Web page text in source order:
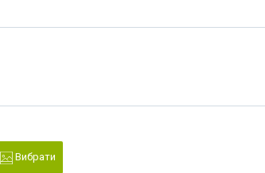
Вибрати